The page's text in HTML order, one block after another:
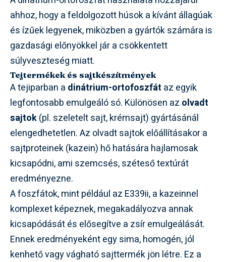
ahhoz, hogy a feldolgozott húsok a kívánt állagúak
és ízűek legyenek, miközben a gyártók számára is
gazdasági előnyökkel jár a csökkentett
súlyveszteség miatt.
Tejtermékek és sajtkészítmények
A tejiparban a dinátrium-ortofoszfát az egyik
legfontosabb emulgeáló só. Különösen az olvadt
sajtok(pl. szeletelt sajt, krémsajt) gyártásánál
elengedhetetlen. Az olvadt sajtok előállításakor a
sajtproteinek (kazein) hő hatására hajlamosak
kicsapódni, ami szemcsés, széteső textúrát
eredményezne.
A foszfátok, mint például az E339ii, a kazeinnel
komplexet képeznek, megakadályozva annak
kicsapódását és elősegítve a zsír emulgeálását.
Ennek eredményeként egy sima, homogén, jól
kenhető vagy vágható sajttermék jön létre. Ez a